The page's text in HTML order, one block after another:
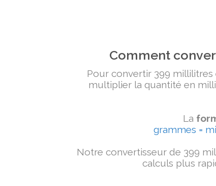
Comment
Pour convertir 399
multiplier la quantité en
La
grammes =
Notre convertisseur de 399
calculs plus